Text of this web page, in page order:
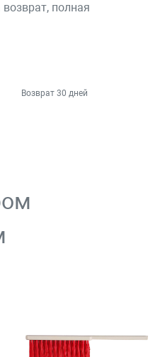
полная
Возврат 30 дней